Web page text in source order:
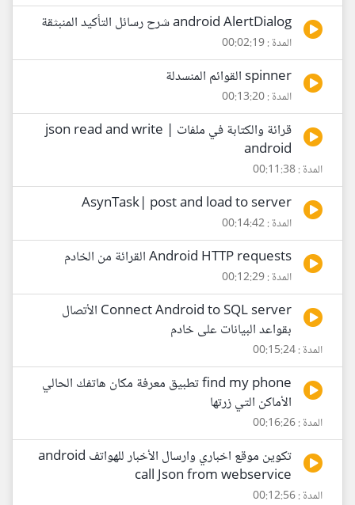
android AlertDialog شرح رسائل التأكيد المنبثقة
المدة : 00:02:19
spinner القوائم المنسدلة
المدة : 00:13:20
قرائة والكتابة في ملفات json read and write |
android
المدة : 00:11:38
AsynTask| post and load to server
المدة : 00:14:42
Android HTTP requests القرائة من الخادم
المدة : 00:12:29
Connect Android to SQL server الأتصال
بقواعد البيانات على خادم
المدة : 00:15:24
find my phone تطبيق معرفة مكان هاتفك الحالي
الأماكن التي زرتها
المدة : 00:16:26
تكوين موقع اخباري وارسال الأخبار للهواتف android
call Json from webservice
المدة : 00:12:56